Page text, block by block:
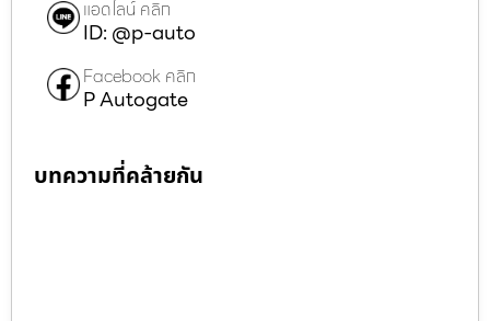
แอดไลน์ คลิก
ID: @p-auto
Facebook คลิก
P Autogate
บทความที่คล้ายกัน